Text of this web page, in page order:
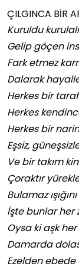
ÇILGINCA BİR
Kuruldu
Gelip göçen
Fark etmez
Dalarak
Herkes bir
Herkes
Herkes bir
Eşsiz,
Ve bir takım
Çoraktır
Bulamaz
İşte bunlar her
Oysa ki aşk
Damarda
Ezelden